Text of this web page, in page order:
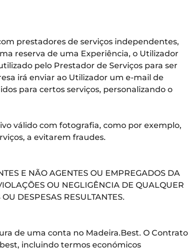
prestadores de serviços independentes,
reserva de uma Experiência, o Utilizador
pelo Prestador de Serviços para ser
irá enviar ao Utilizador um e-mail de
para certos serviços, personalizando o
válido com fotografia, como por exemplo,
a evitarem fraudes.
E NÃO AGENTES OU EMPREGADOS DA
OU NEGLIGÊNCIA DE QUALQUER
DESPESAS RESULTANTES.
de uma conta no Madeira.Best. O Contrato
incluindo termos económicos